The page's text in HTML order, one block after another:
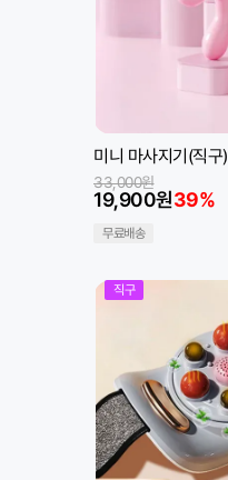
미니 마사지기(직구)
19,900원39%
33,000원
무료배송
직구